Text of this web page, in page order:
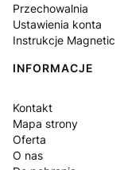
Przechowalnia
Ustawienia konta
Instrukcje Magnetic
INFORMACJE
Kontakt
Mapa strony
Oferta
O nas